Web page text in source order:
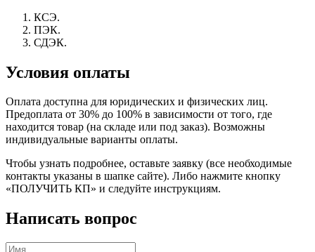
КСЭ.
ПЭК.
СДЭК.
Условия оплаты
Оплата доступна для юридических и физических лиц.
Предоплата от 30% до 100% в зависимости от того, где
находится товар (на складе или под заказ). Возможны
индивидуальные варианты оплаты.
Чтобы узнать подробнее, оставьте заявку (все необходимые
контакты указаны в шапке сайте). Либо нажмите кнопку
«ПОЛУЧИТЬ КП» и следуйте инструкциям.
Написать вопрос